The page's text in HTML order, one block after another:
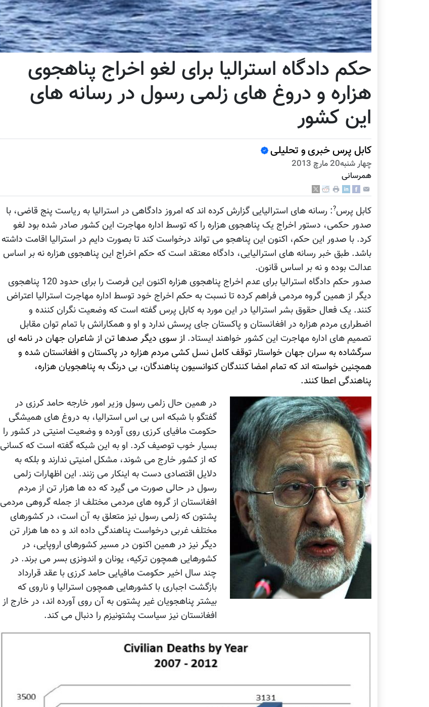
حکم دادگاه استرالیا برای لغو اخراج پناهجوی
هزاره و دروغ های زلمی رسول در رسانه های
این کشور
کابل پرس خبری و تحلیلی
چهار شنبه20 مارچ 2013
همرسانی
کابل پرس?: رسانه های استرالیایی گزارش کرده اند که امروز دادگاهی در استرالیا به ریاست پنج قاضی، با
صدور حکمی، دستور اخراج یک پناهجوی هزاره را که توسط اداره مهاجرت این کشور صادر شده بود لغو
کرد. با صدور این حکم، اکنون این پناهجو می تواند درخواست کند تا بصورت دایم در استرالیا اقامت داشته
باشد. طبق خبر رسانه های استرالیایی، دادگاه معتقد است که حکم اخراج این پناهجوی هزاره نه بر اساس
عدالت بوده و نه بر اساس قانون.
صدور حکم دادگاه استرالیا برای عدم اخراج پناهجوی هزاره اکنون این فرصت را برای حدود 120 پناهجوی
دیگر از همین گروه مردمی فراهم کرده تا نسبت به حکم اخراج خود توسط اداره مهاجرت استرالیا اعتراض
کنند. یک فعال حقوق بشر استرالیا در این مورد به کابل پرس گفته است که وضعیت نگران کننده و
اضطراری مردم هزاره در افغانستان و پاکستان جای پرسش ندارد و او و همکارانش با تمام توان مقابل
تصمیم های اداره مهاجرت این کشور خواهند ایستاد. از سوی دیگر صدها تن از شاعران جهان در نامه ای
سرگشاده به سران جهان خواستار توقف کامل نسل کشی مردم هزاره در پاکستان و افغانستان شده و
همچنین خواسته اند که تمام امضا کنندگان کنوانسیون پناهندگان، بی درنگ به پناهجویان هزاره،
پناهندگی اعطا کنند.
در همین حال زلمی رسول وزیر امور خارجه حامد کرزی در
گفتگو با شبکه اس بی اس استرالیا، به دروغ های همیشگی
حکومت مافیای کرزی روی آورده و وضعیت امنیتی در کشور را
بسیار خوب توصیف کرد. او به این شبکه گفته است که کسانی
که از کشور خارج می شوند، مشکل امنیتی ندارند و بلکه به
دلایل اقتصادی دست به اینکار می زنند. این اظهارات زلمی
رسول در حالی صورت می گیرد که ده ها هزار تن از مردم
افغانستان از گروه های مردمی مختلف از جمله گروهی مردمی
پشتون که زلمی رسول نیز متعلق به آن است، در کشورهای
مختلف غربی درخواست پناهندگی داده اند و ده ها هزار تن
دیگر نیز در همین اکنون در مسیر کشورهای اروپایی، در
کشورهایی همچون ترکیه، یونان و اندونزی بسر می برند. در
چند سال اخیر حکومت مافیایی حامد کرزی با عقد قرارداد
بازگشت اجباری با کشورهایی همچون استرالیا و ناروی که
بیشتر پناهجویان غیر پشتون به آن روی آورده اند، در خارج از
افغانستان نیز سیاست پشتونیزم را دنبال می کند.